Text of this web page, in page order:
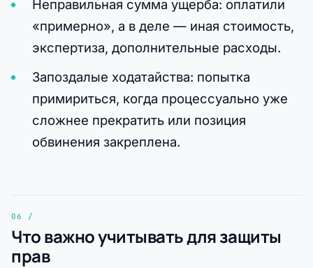
Неправильная сумма ущерба: оплатили
«примерно», а в деле — иная стоимость,
экспертиза, дополнительные расходы.
Запоздалые ходатайства: попытка
примириться, когда процессуально уже
сложнее прекратить или позиция
обвинения закреплена.
Что важно учитывать для защиты
прав